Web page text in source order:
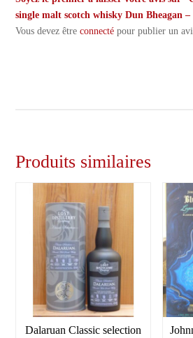
single malt scotch whisky Dun Bheagan –
Vous devez êtreconnecté pour publier un
Produits similaires
Dalaruan Classic selection